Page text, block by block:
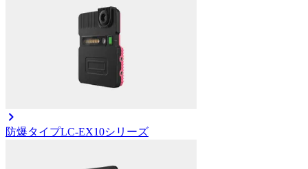
防爆タイプLC-EX10シリーズ